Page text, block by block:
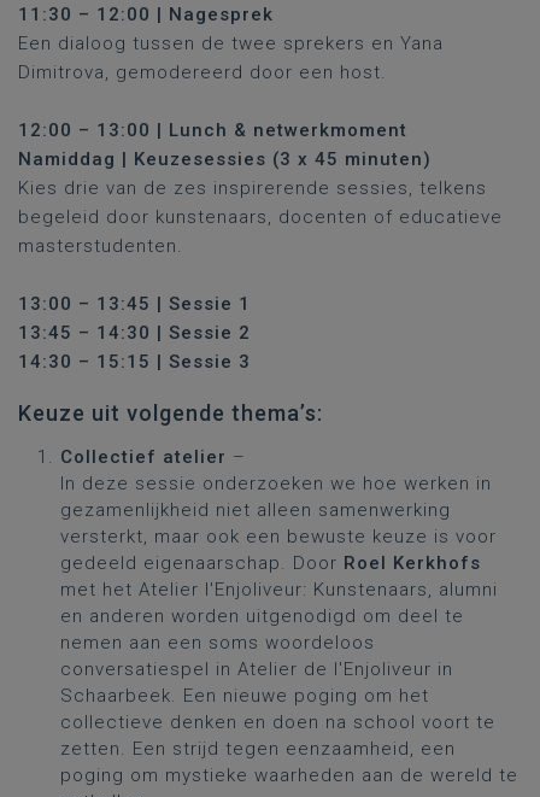
11:30 – 12:00 | Nagesprek
Een dialoog tussen de twee sprekers en Yana
Dimitrova, gemodereerd door een host.
12:00 – 13:00 | Lunch & netwerkmoment
Namiddag | Keuzesessies (3 x 45 minuten)
Kies drie van de zes inspirerende sessies, telkens
begeleid door kunstenaars, docenten of educatieve
masterstudenten.
13:00 – 13:45 | Sessie 1
13:45 – 14:30 | Sessie 2
14:30 – 15:15 | Sessie 3
Keuze uit volgende thema’s:
Collectief atelier –
In deze sessie onderzoeken we hoe werken in
gezamenlijkheid niet alleen samenwerking
versterkt, maar ook een bewuste keuze is voor
gedeeld eigenaarschap. Door Roel Kerkhofs
met het Atelier l'Enjoliveur: Kunstenaars, alumni
en anderen worden uitgenodigd om deel te
nemen aan een soms woordeloos
conversatiespel in Atelier de l'Enjoliveur in
Schaarbeek. Een nieuwe poging om het
collectieve denken en doen na school voort te
zetten. Een strijd tegen eenzaamheid, een
poging om mystieke waarheden aan de wereld te